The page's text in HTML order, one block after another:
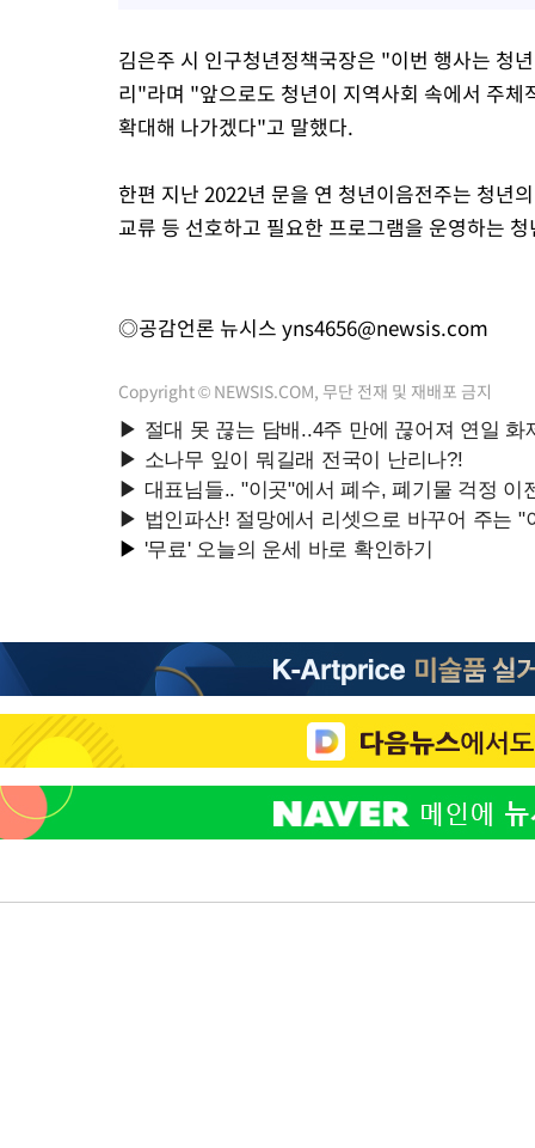
김은주 시 인구청년정책국장은 "이번 행사는 청
리"라며 "앞으로도 청년이 지역사회 속에서 주
확대해 나가겠다"고 말했다.
한편 지난 2022년 문을 연 청년이음전주는 청년
교류 등 선호하고 필요한 프로그램을 운영하는
◎공감언론 뉴시스 yns4656@newsis.com
Copyright © NEWSIS.COM, 무단 전재 및 재배포 금지